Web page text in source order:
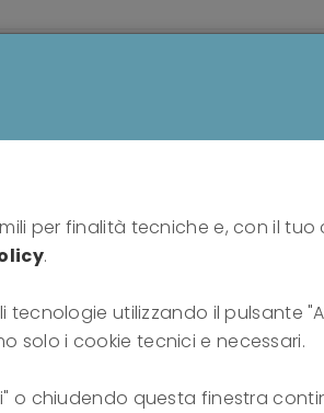
- Die Behandlung schizoider
sich ein
per finalità tecniche e, con il
.
tecnologie utilizzando il pulsante
solo i cookie tecnici e necessari.
o chiudendo questa finestra